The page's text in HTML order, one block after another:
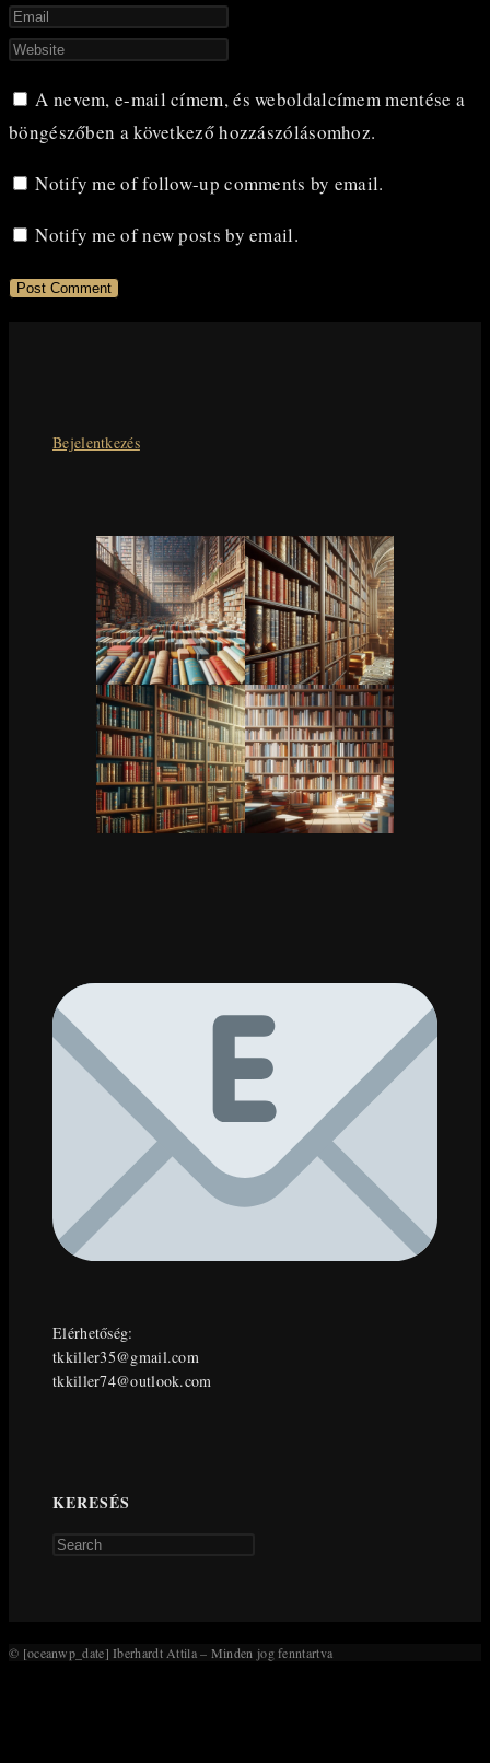
your
name
username
to
comment
Enter
your
address
to
comment
Enter
website
URL
(optional)
A nevem, e-mail címem, és weboldalcímem mentése a
böngészőben a következő hozzászólásomhoz.
Notify me of follow-up comments by email.
Notify me of new posts by email.
Bejelentkezés
Elérhetőség:
tkkiller35@gmail.com
tkkiller74@outlook.com
KERESÉS
search
© [oceanwp_date] Iberhardt Attila – Minden jog fenntartva